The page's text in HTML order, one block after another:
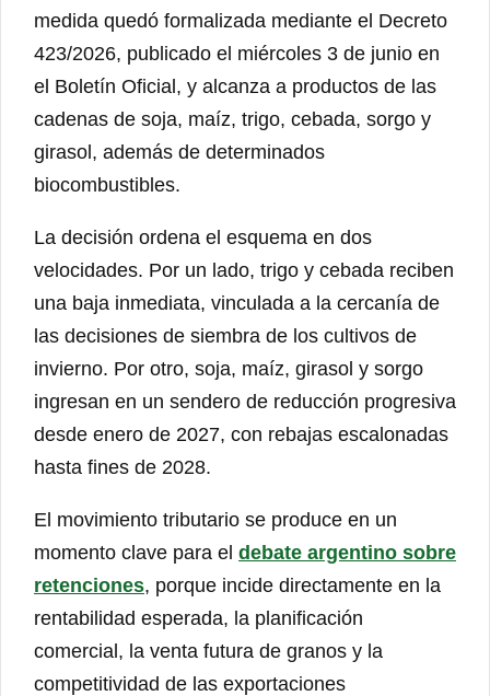
medida quedó formalizada mediante el Decreto
423/2026, publicado el miércoles 3 de junio en
el Boletín Oficial, y alcanza a productos de las
cadenas de soja, maíz, trigo, cebada, sorgo y
girasol, además de determinados
biocombustibles.
La decisión ordena el esquema en dos
velocidades. Por un lado, trigo y cebada reciben
una baja inmediata, vinculada a la cercanía de
las decisiones de siembra de los cultivos de
invierno. Por otro, soja, maíz, girasol y sorgo
ingresan en un sendero de reducción progresiva
desde enero de 2027, con rebajas escalonadas
hasta fines de 2028.
El movimiento tributario se produce en un
momento clave para el debate argentino sobre
retenciones, porque incide directamente en la
rentabilidad esperada, la planificación
comercial, la venta futura de granos y la
competitividad de las exportaciones